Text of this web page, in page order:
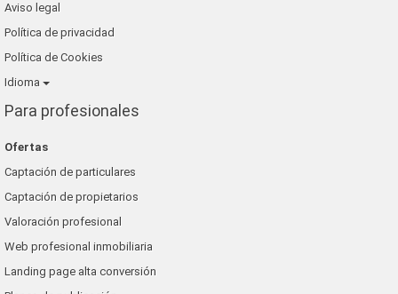
Aviso legal
Política de privacidad
Política de Cookies
Idioma
Para profesionales
Ofertas
Captación de particulares
Captación de propietarios
Valoración profesional
Web profesional inmobiliaria
Landing page alta conversión